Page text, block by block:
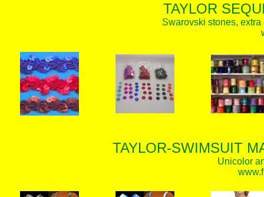
TAYLOR
Swarovski stones,
TAYLOR-SWIMSUIT
Unicolor